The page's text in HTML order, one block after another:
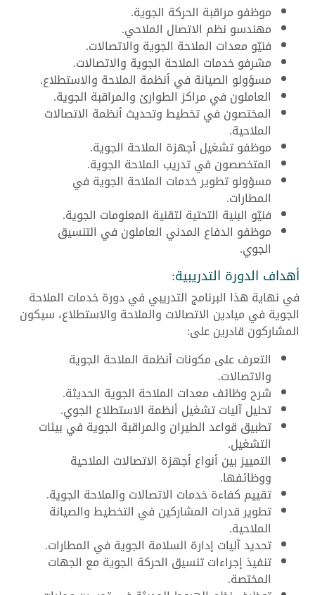
موظفو مراقبة الحركة الجوية.
مهندسو نظم الاتصال الملاحي.
فنيّو معدات الملاحة الجوية والاتصالات.
مشرفو خدمات الملاحة الجوية والاتصالات.
مسؤولو الصيانة في أنظمة الملاحة والاستطلاع.
العاملون في مراكز الطوارئ والمراقبة الجوية.
المختصون في تخطيط وتحديث أنظمة الاتصالات
الملاحية.
موظفو تشغيل أجهزة الملاحة الجوية.
المتخصصون في تدريب الملاحة الجوية.
مسؤولو تطوير خدمات الملاحة الجوية في
المطارات.
فنيّو البنية التحتية لتقنية المعلومات الجوية.
موظفو الدفاع المدني العاملون في التنسيق
الجوي.
أهداف الدورة التدريبية:
في نهاية هذا البرنامج التدريبي في دورة خدمات الملاحة
الجوية في ميادين الاتصالات والملاحة والاستطلاع، سيكون
المشاركون قادرين على:
التعرف على مكونات أنظمة الملاحة الجوية
والاتصالات.
شرح وظائف معدات الملاحة الجوية الحديثة.
تحليل آليات تشغيل أنظمة الاستطلاع الجوي.
تطبيق قواعد الطيران والمراقبة الجوية في بيئات
التشغيل.
التمييز بين أنواع أجهزة الاتصالات الملاحية
ووظائفها.
تقييم كفاءة خدمات الاتصالات والملاحة الجوية.
تطوير قدرات المشاركين في التخطيط والصيانة
الملاحية.
تحديد آليات إدارة السلامة الجوية في المطارات.
تنفيذ إجراءات تنسيق الحركة الجوية مع الجهات
المختصة.